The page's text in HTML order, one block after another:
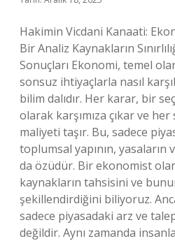
Hakimin Vicdani Kanaati:
Bir Analiz Kaynakların
Sonuçları Ekonomi, temel
sonsuz ihtiyaçlarla nasıl
bilim dalıdır. Her karar, bir
olarak karşımıza çıkar ve
maliyeti taşır. Bu, sadece
toplumsal yapının, yasaların
da özüdür. Bir ekonomist
kaynakların tahsisini ve
şekillendirdiğini biliyoruz.
sadece piyasadaki arz ve
değildir. Aynı zamanda